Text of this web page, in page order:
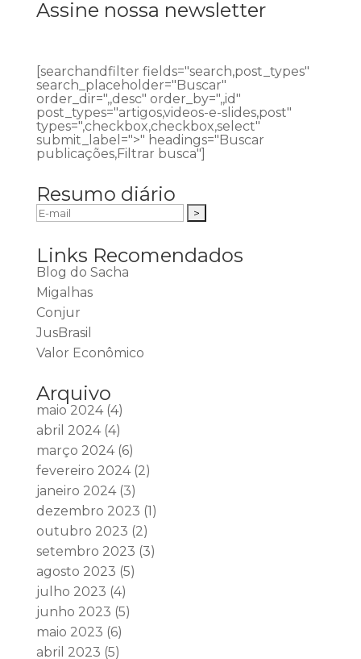
Assine nossa newsletter
[searchandfilter fields="search,post_types"
search_placeholder="Buscar"
order_dir=",,desc" order_by=",,id"
post_types="artigos,videos-e-slides,post"
types=",checkbox,checkbox,select"
submit_label=">" headings="Buscar
publicações,Filtrar busca"]
Resumo diário
Links Recomendados
Blog do Sacha
Migalhas
Conjur
JusBrasil
Valor Econômico
Arquivo
maio 2024(4)
abril 2024(4)
março 2024(6)
fevereiro 2024(2)
janeiro 2024(3)
dezembro 2023 (1)
outubro 2023 (2)
setembro 2023 (3)
agosto 2023 (5)
julho 2023 (4)
junho 2023 (5)
maio 2023 (6)
abril 2023 (5)